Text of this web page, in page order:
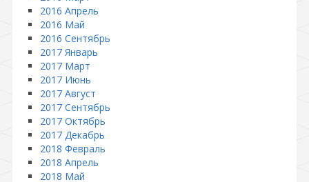
2016 Апрель
2016 Май
2016 Сентябрь
2017 Январь
2017 Март
2017 Июнь
2017 Август
2017 Сентябрь
2017 Октябрь
2017 Декабрь
2018 Февраль
2018 Апрель
2018 Май